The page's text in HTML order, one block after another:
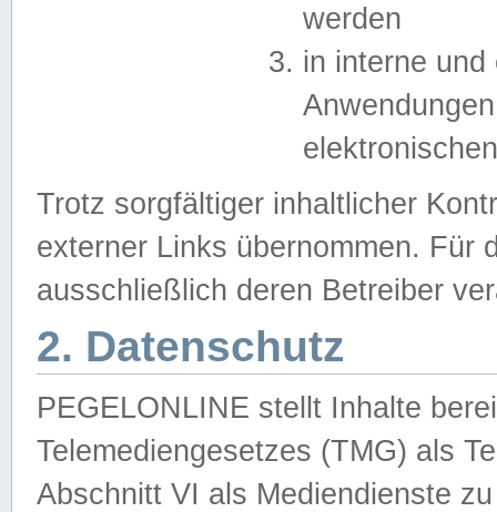
werden
in interne
Trotz sorgfältiger inhaltlicher
externer Links übernommen. Für
ausschließlich deren Betreiber
2. Datenschutz
PEGELONLINE stellt Inhalte
Telemediengesetzes (TMG) als
Abschnitt VI als Mediendienste